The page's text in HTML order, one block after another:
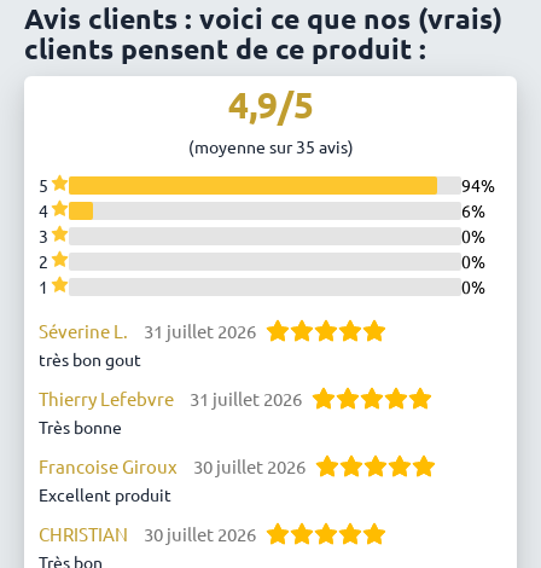
Avis clients : voici ce que nos (vrais)
clients pensent de ce produit :
4,9/5
(moyenne sur 35 avis)
5
94%
4
6%
3
0%
2
0%
1
0%
Séverine L. 31 juillet 2026
très bon gout
Thierry Lefebvre 31 juillet 2026
Très bonne
Francoise Giroux 30 juillet 2026
Excellent produit
CHRISTIAN 30 juillet 2026
Très bon